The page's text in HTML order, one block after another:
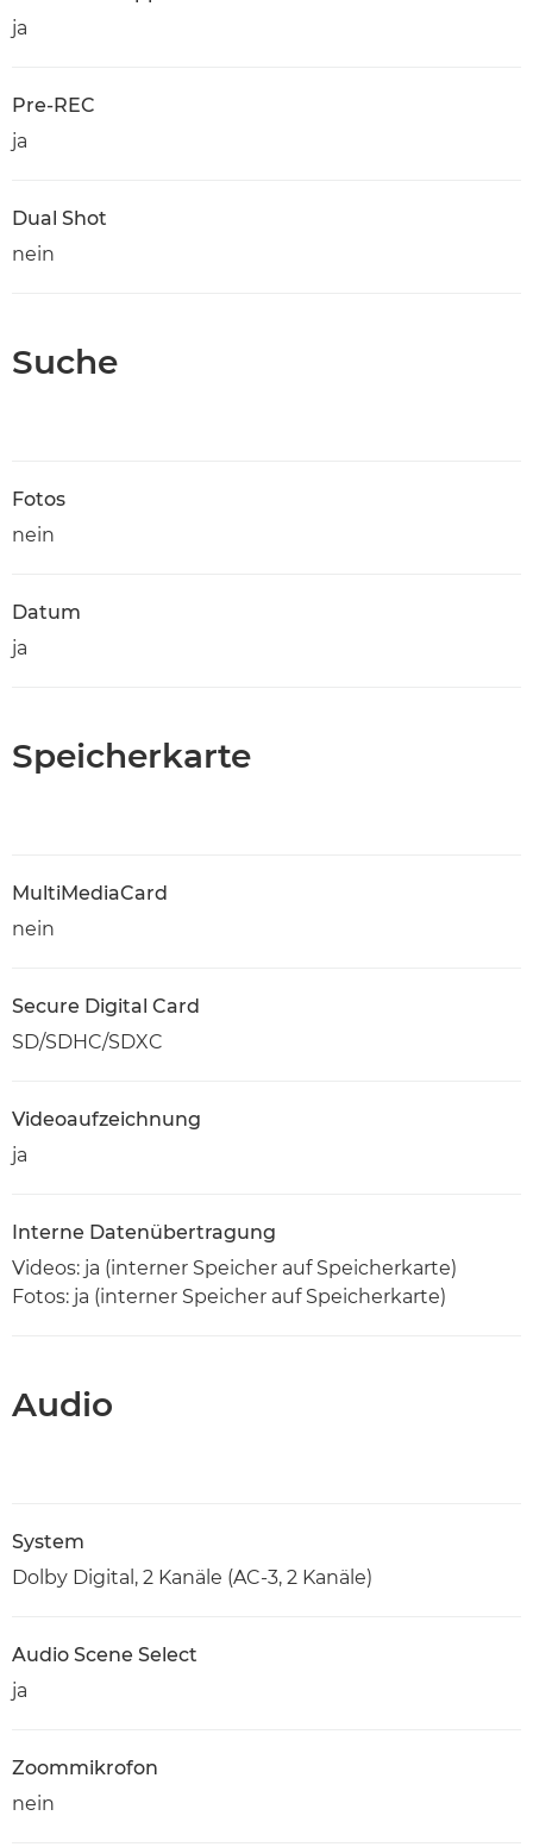
ja
Pre-REC
ja
Dual Shot
nein
Suche
Fotos
nein
Datum
ja
Speicherkarte
MultiMediaCard
nein
Secure Digital Card
SD/SDHC/SDXC
Videoaufzeichnung
ja
Interne Datenübertragung
Videos: ja (interner Speicher auf Speicherkarte)
Fotos: ja (interner Speicher auf Speicherkarte)
Audio
System
Dolby Digital, 2 Kanäle (AC-3, 2 Kanäle)
Audio Scene Select
ja
Zoommikrofon
nein